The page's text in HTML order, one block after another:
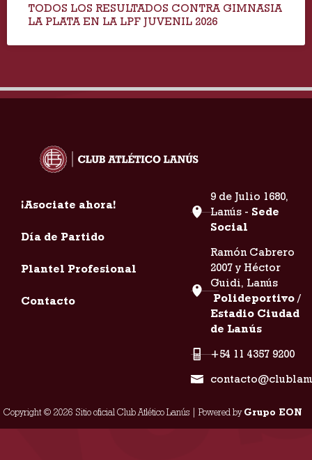
TODOS LOS RESULTADOS CONTRA GIMNASIA
LA PLATA EN LA LPF JUVENIL 2026
¡Asociate ahora!
Día de Partido
Plantel Profesional
Contacto
9 de Julio 1680,
Lanús - Sede
Social
Ramón Cabrero
2007 y Héctor
Guidi, Lanús
Polideportivo /
Estadio Ciudad
de Lanús
+54 11 4357 9200
Copyright © 2026 Sitio oficial Club Atlético Lanús | Powered byGrupo EON